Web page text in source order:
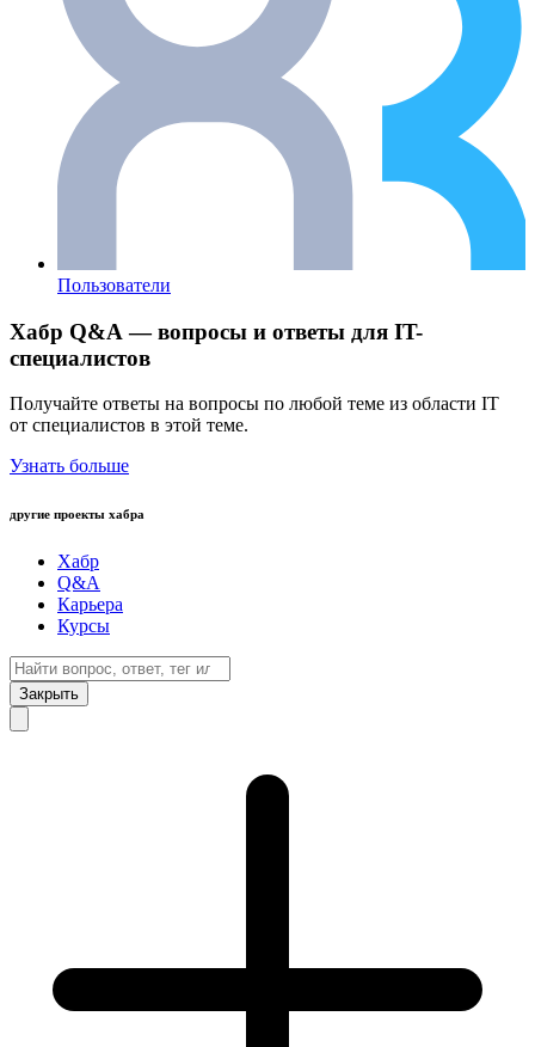
Пользователи
Хабр Q&A — вопросы и ответы для IT-
специалистов
Получайте ответы на вопросы по любой теме из области IT
от специалистов в этой теме.
Узнать больше
другие проекты хабра
Хабр
Q&A
Карьера
Курсы
Закрыть